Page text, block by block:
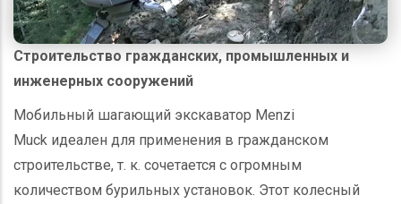
Строительство гражданских, промышленных и
инженерных сооружений
Мобильный шагающий экскаватор Menzi
Muck идеален для применения в гражданском
строительстве, т. к. сочетается с огромным
количеством бурильных установок. Этот колесный